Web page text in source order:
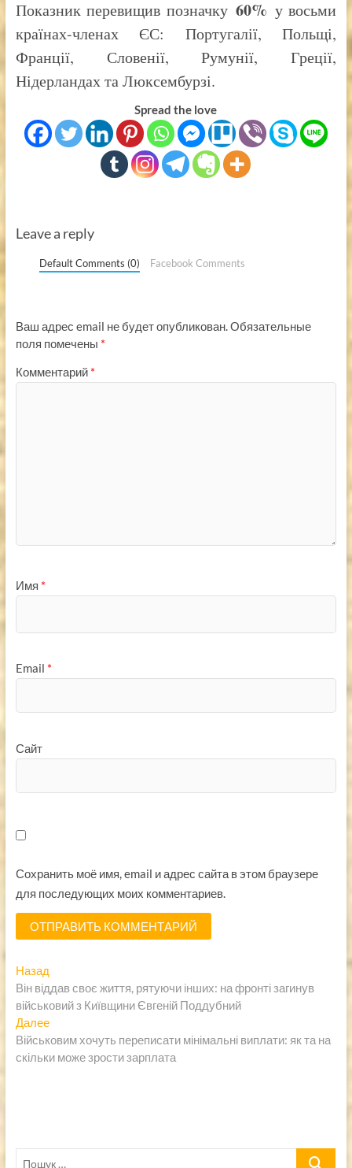
Показник перевищив позначку 60% у восьми
країнах-членах ЄС: Португалії, Польщі,
Франції, Словенії, Румунії, Греції,
Нідерландах та Люксембурзі.
Spread the love
Leave a reply
Default Comments (0) Facebook Comments
Ваш адрес email не будет опубликован.Обязательные
поля помечены *
Комментарий *
Имя *
Email *
Сайт
Сохранить моё имя, email и адрес сайта в этом браузере
для последующих моих комментариев.
Навигация
по
записям
НазадПредыдущая
запись:
Він віддав своє життя, рятуючи інших: на фронті загинув
військовий з Київщини Євгеній Поддубний
ДалееСледующая
запись:
Військовим хочуть переписати мінімальні виплати: як та на
скільки може зрости зарплата
Пошук